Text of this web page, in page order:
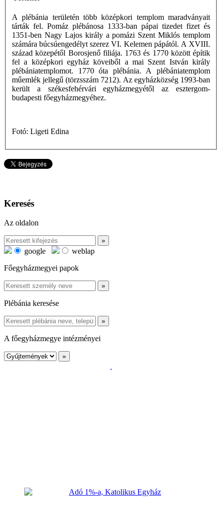
A plébánia területén több középkori templom maradványait
tárták fel. Pomáz plébánosa 1333-ban pápai tizedet fizet és
1351-ben Nagy Lajos király a pomázi Szent Miklós templom
számára búcsúengedélyt szerez VI. Kelemen pápától. A XVIII.
század közepétől Borosjenő filiája. 1763 és 1770 között építik
fel a középkori egyház köveiből a mai Szent István király
plébániatemplomot. 1770 óta plébánia. A plébániatemplom
műemlék jellegű (törzsszám 7212). Az egyházközség 1993-ban
került a székesfehérvári egyházmegyétől az esztergom-
budapesti főegyházmegyéhez.
Fotó: Ligeti Edina
Keresés
Az oldalon
google
weblap
Főegyházmegyei papok
Plébánia keresése
A főegyházmegye intézményei